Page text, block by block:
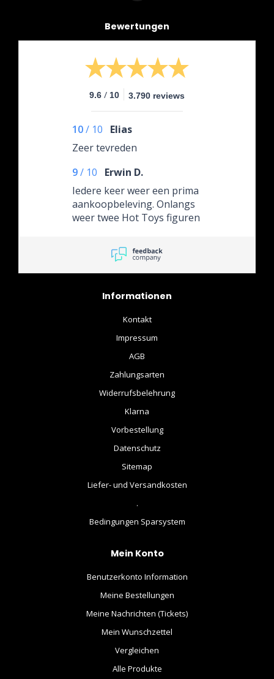
Bewertungen
9.6 / 10 3.790 reviews
10/ 10
Elias
Zeer tevreden
9/ 10
Erwin D.
Iedere keer weer een prima
aankoopbeleving. Onlangs
weer twee Hot Toys figuren
ontvangen, ondanks een
kleine verwarring over de
restbetaling en de omweg
adreswijziging.
Informationen
Kontakt
Impressum
AGB
Zahlungsarten
Widerrufsbelehrung
Klarna
Vorbestellung
Datenschutz
Sitemap
Liefer- und Versandkosten
.
Bedingungen Sparsystem
Mein Konto
Benutzerkonto Information
Meine Bestellungen
Meine Nachrichten (Tickets)
Mein Wunschzettel
Vergleichen
Alle Produkte